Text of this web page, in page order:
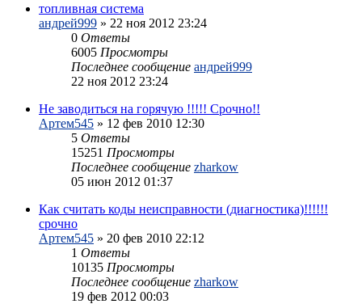
топливная система
андрей999 » 22 ноя 2012 23:24
0 Ответы
6005 Просмотры
Последнее сообщение андрей999
22 ноя 2012 23:24
Не заводиться на горячую !!!!! Срочно!!
Артем545 » 12 фев 2010 12:30
5 Ответы
15251 Просмотры
Последнее сообщение zharkow
05 июн 2012 01:37
Как считать коды неисправности (диагностика)!!!!!!
срочно
Артем545 » 20 фев 2010 22:12
1 Ответы
10135 Просмотры
Последнее сообщение zharkow
19 фев 2012 00:03